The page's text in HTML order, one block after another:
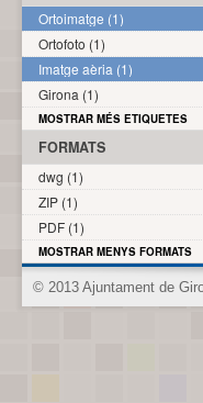
Ortoimatge (1)
Ortofoto (1)
Imatge aèria (1)
Girona (1)
MOSTRAR MÉS ETIQUETES
FORMATS
dwg (1)
ZIP (1)
PDF (1)
MOSTRAR MENYS FORMATS
© 2013 Ajuntament de